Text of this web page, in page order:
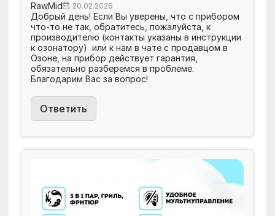
RawMid 20.02.2026
Добрый день! Если Вы уверены, что с прибором
что-то не так, обратитесь, пожалуйста, к
производителю (контакты указаны в инструкции
к озонатору) или к нам в чате с продавцом в
Озоне, на прибор действует гарантия,
обязательно разберемся в проблеме.
Благодарим Вас за вопрос!
Ответить